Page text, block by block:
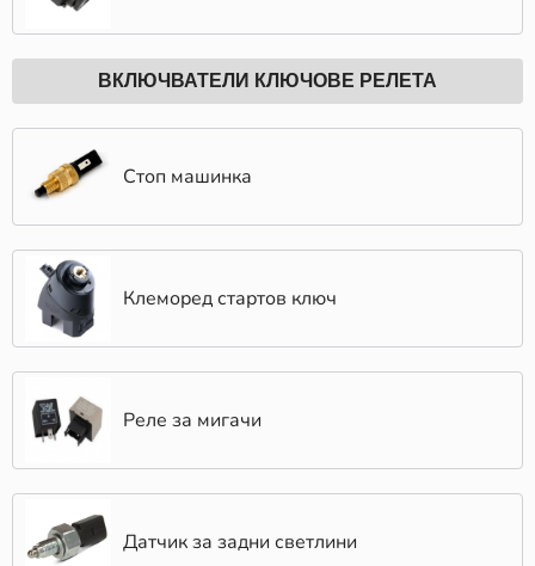
ВКЛЮЧВАТЕЛИ КЛЮЧОВЕ РЕЛЕТА
Стоп машинка
Клеморед стартов ключ
Реле за мигачи
Датчик за задни светлини